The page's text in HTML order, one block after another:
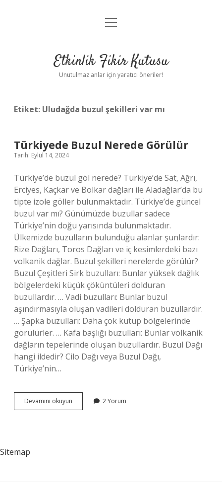
Anasayfa
Yasal Uyarı
menüyü
Etkinlik Fikir Kutusu
Unutulmaz anlar için yaratıcı öneriler!
Etiket: Uludağda buzul şekilleri var mı
Türkiyede Buzul Nerede Görülür
Tarih: Eylül 14, 2024
Türkiye’de buzul göl nerede? Türkiye’de Sat, Ağrı,
Erciyes, Kaçkar ve Bolkar dağları ile Aladağlar’da bu
tipte izole göller bulunmaktadır. Türkiye’de güncel
buzul var mı? Günümüzde buzullar sadece
Türkiye’nin doğu yarısında bulunmaktadır.
Ülkemizde buzulların bulunduğu alanlar şunlardır:
Rize Dağları, Toros Dağları ve iç kesimlerdeki bazı
volkanik dağlar. Buzul şekilleri nerelerde görülür?
Buzul Çeşitleri Sirk buzulları: Bunlar yüksek dağlık
bölgelerdeki küçük çöküntüleri dolduran
buzullardır. … Vadi buzulları: Bunlar buzul
aşındırmasıyla oluşan vadileri dolduran buzullardır.
… Şapka buzulları: Daha çok kutup bölgelerinde
görülürler. … Kafa başlığı buzulları: Bunlar volkanik
dağların tepelerinde oluşan buzullardır. Buzul Dağı
hangi ildedir? Cilo Dağı veya Buzul Dağı,
Türkiye’nin…
Devamını okuyun Türkiyede
Buzul
2 Yorum
Sitemap